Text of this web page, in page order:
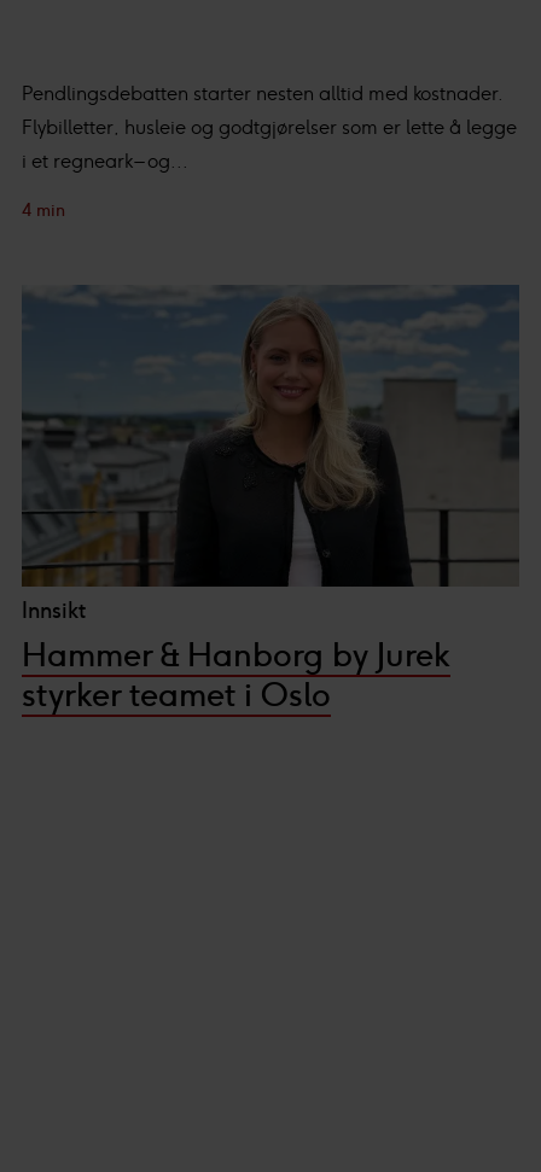
Pendlingsdebatten starter nesten alltid med kostnader.
Flybilletter, husleie og godtgjørelser som er lette å legge
i et regneark – og...
4 min
Innsikt
Hammer & Hanborg by Jurek
styrker teamet i Oslo